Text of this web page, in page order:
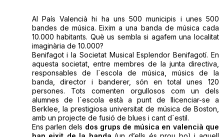
Al País Valencià hi ha uns 500 municipis i unes 500
bandes de música. Eixim a una banda de música cada
10.000 habitants. Què us sembla si agafem una localitat
imaginària de 10.000?
Benifagot i la Societat Musical Esplendor Benifagotí. En
aquesta societat, entre membres de la junta directiva,
responsables de l´escola de música, músics de la
banda, director i banderer, són en total unes 120
persones. Tots comenten orgullosos com un dels
alumnes de l´escola està a punt de llicenciar-se a
Berklee, la prestigiosa universitat de música de Boston,
amb un projecte de fusió de blues i cant d´estil.
Ens parlen dels dos grups de música en valencià que